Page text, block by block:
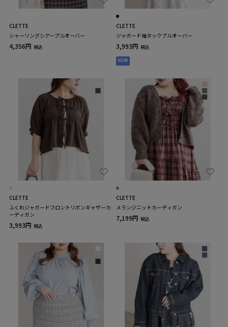
CLETTE
シャーリングシアープルオーバー
4,356円 税込
CLETTE
ジャガード袖タックプルオーバー
3,993円 税込
NEW
CLETTE
ふくれジャガードフロントリボンギャザーカ
ーディガン
3,993円 税込
CLETTE
メランジニットカーディガン
7,199円 税込